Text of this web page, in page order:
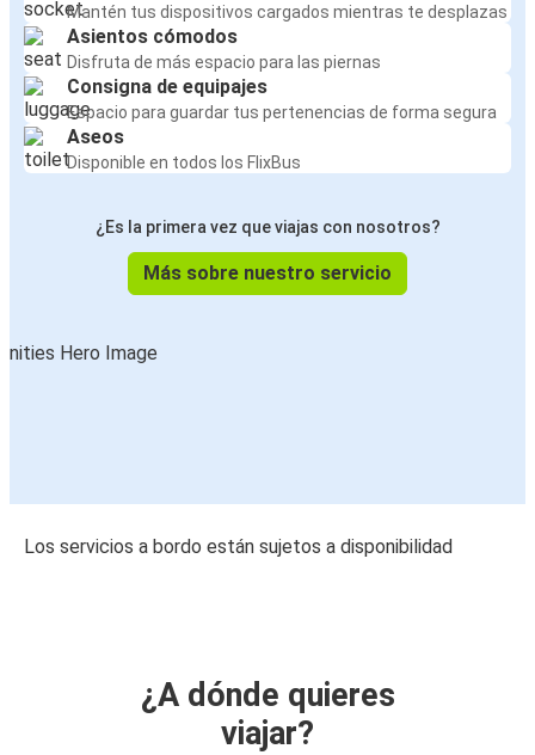
Mantén tus dispositivos cargados mientras te desplazas
Asientos cómodos
Disfruta de más espacio para las piernas
Consigna de equipajes
Espacio para guardar tus pertenencias de forma segura
Aseos
Disponible en todos los FlixBus
¿Es la primera vez que viajas con nosotros?
Más sobre nuestro servicio
Los servicios a bordo están sujetos a disponibilidad
¿A dónde quieres
viajar?